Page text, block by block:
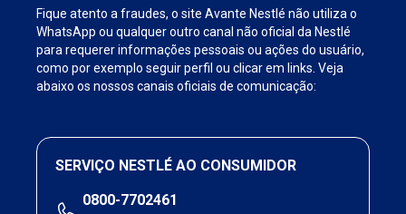
Fique atento a fraudes, o site Avante Nestlé não utiliza o
WhatsApp ou qualquer outro canal não oficial da Nestlé
para requerer informações pessoais ou ações do usuário,
como por exemplo seguir perfil ou clicar em links. Veja
abaixo os nossos canais oficiais de comunicação:
SERVIÇO NESTLÉ AO CONSUMIDOR
0800-7702461